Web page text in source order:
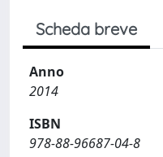
Scheda breve
Anno
2014
ISBN
978-88-96687-04-8